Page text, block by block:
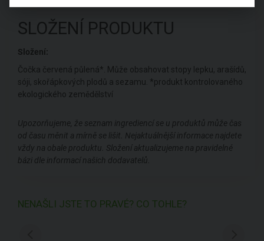
SLOŽENÍ PRODUKTU
Složení:
Čočka červená půlená*. Může obsahovat stopy lepku, arašídů,
sóji, skořápkových plodů a sezamu. *produkt kontrolovaného
ekologického zemědělství
Upozorňujeme, že seznam ingrediencí se u produktů může čas
od času měnit a mírně se lišit. Nejaktuálnější informace najdete
vždy na obale produktu. Složení aktualizujeme na pravidelné
bázi dle informací našich dodavatelů.
NENAŠLI JSTE TO PRAVÉ? CO TOHLE?